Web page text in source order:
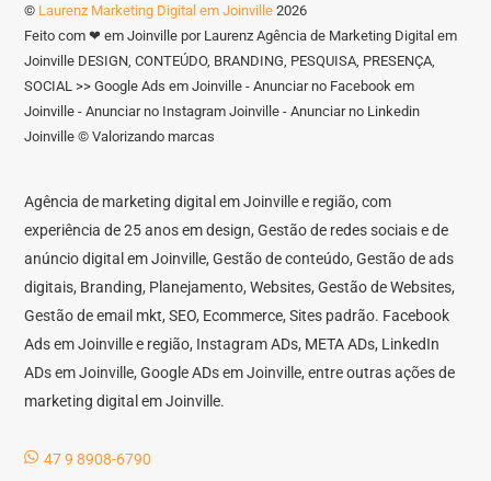
© Laurenz Marketing Digital em Joinville 2026
Feito com ❤ em Joinville por Laurenz Agência de Marketing Digital em
Joinville DESIGN, CONTEÚDO, BRANDING, PESQUISA, PRESENÇA,
SOCIAL >> Google Ads em Joinville - Anunciar no Facebook em
Joinville - Anunciar no Instagram Joinville - Anunciar no Linkedin
Joinville © Valorizando marcas
Agência de marketing digital em Joinville e região, com
experiência de 25 anos em design, Gestão de redes sociais e de
anúncio digital em Joinville, Gestão de conteúdo, Gestão de ads
digitais, Branding, Planejamento, Websites, Gestão de Websites,
Gestão de email mkt, SEO, Ecommerce, Sites padrão. Facebook
Ads em Joinville e região, Instagram ADs, META ADs, LinkedIn
ADs em Joinville, Google ADs em Joinville, entre outras ações de
marketing digital em Joinville.
47 9 8908-6790